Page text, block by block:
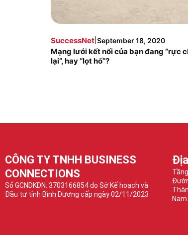
SuccessNet|September 18, 2020
Mạng lưới kết nối của bạn đang “rực
lại”, hay “lọt hố”?
CÔNG TY TNHH BUSINESS
CONNECTIONS
Số GCNDKDN: 3703166854 do Sở Kế hoạch và
Đầu tư tỉnh Bình Dương cấp ngày 02/11/2023
Nam.